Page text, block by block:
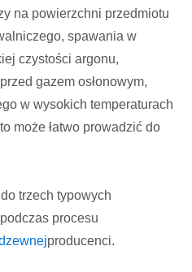
na powierzchni przedmiotu
spawania w
czystości argonu,
gazem osłonowym,
w wysokich temperaturach
może łatwo prowadzić do
trzech typowych
procesu
producenci.